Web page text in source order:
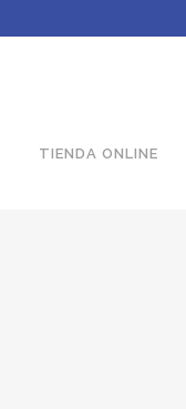
TIENDA ONLINE